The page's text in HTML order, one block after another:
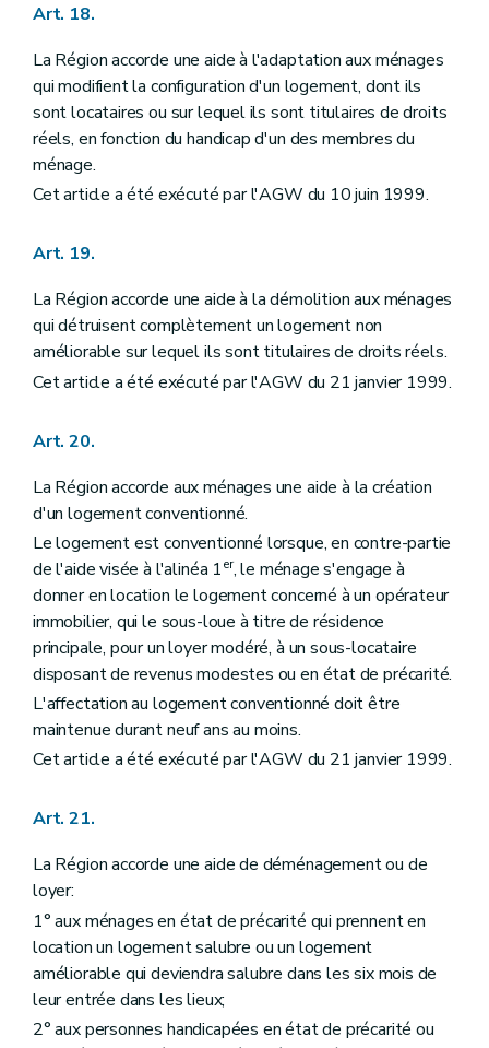
Art. 18.
La Région accorde une aide à l'adaptation aux ménages
qui modifient la configuration d'un logement, dont ils
sont locataires ou sur lequel ils sont titulaires de droits
réels, en fonction du handicap d'un des membres du
ménage.
Cet article a été exécuté par l'AGW du 10 juin 1999.
Art. 19.
La Région accorde une aide à la démolition aux ménages
qui détruisent complètement un logement non
améliorable sur lequel ils sont titulaires de droits réels.
Cet article a été exécuté par l'AGW du 21 janvier 1999.
Art. 20.
La Région accorde aux ménages une aide à la création
d'un logement conventionné.
Le logement est conventionné lorsque, en contre-partie
de l'aide visée à l'alinéa 1er, le ménage s'engage à
donner en location le logement concerné à un opérateur
immobilier, qui le sous-loue à titre de résidence
principale, pour un loyer modéré, à un sous-locataire
disposant de revenus modestes ou en état de précarité.
L'affectation au logement conventionné doit être
maintenue durant neuf ans au moins.
Cet article a été exécuté par l'AGW du 21 janvier 1999.
Art. 21.
La Région accorde une aide de déménagement ou de
loyer:
1° aux ménages en état de précarité qui prennent en
location un logement salubre ou un logement
améliorable qui deviendra salubre dans les six mois de
leur entrée dans les lieux;
2° aux personnes handicapées en état de précarité ou